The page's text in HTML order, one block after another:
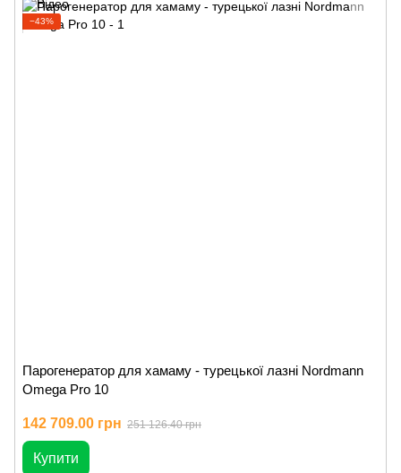
−43%
Парогенератор для хамаму - турецької лазні Nordmann
Omega Pro 10
142 709.00 грн 251 126.40 грн
Купити